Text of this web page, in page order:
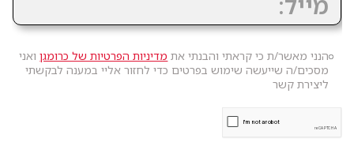
הנני מאשר/ת כי קראתי והבנתי את מדיניות הפרטיות של כרומגןואני
מסכים/ה שייעשה שימוש בפרטים כדי לחזור אליי במענה לבקשתי
ליצירת קשר